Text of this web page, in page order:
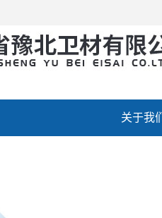
关于我们